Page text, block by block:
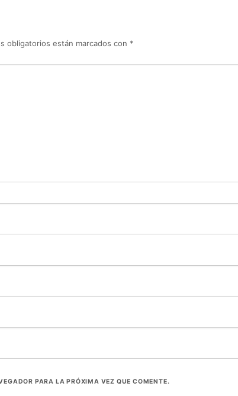
obligatorios están marcados con *
PARA LA PRÓXIMA VEZ QUE COMENTE.